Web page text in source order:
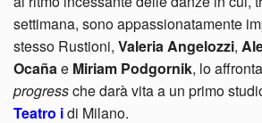
settimana, sono appassionatamente
stesso Rustioni, Valeria Angelozzi,
Ocañae Miriam Podgornik, lo
progressche darà vita a un primo
Teatro idi Milano.